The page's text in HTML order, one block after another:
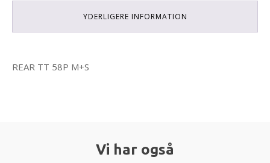
YDERLIGERE INFORMATION
REAR TT 58P M+S
Vi har også